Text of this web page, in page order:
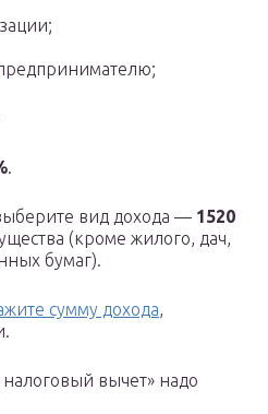
.
вид дохода — 1520
(кроме жилого, дач,
бумаг).
сумму дохода,
вычет» надо